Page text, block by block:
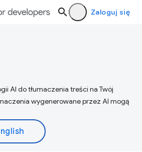
Zaloguj się
AI do tłumaczenia treści na Twój
wygenerowane przez AI mogą